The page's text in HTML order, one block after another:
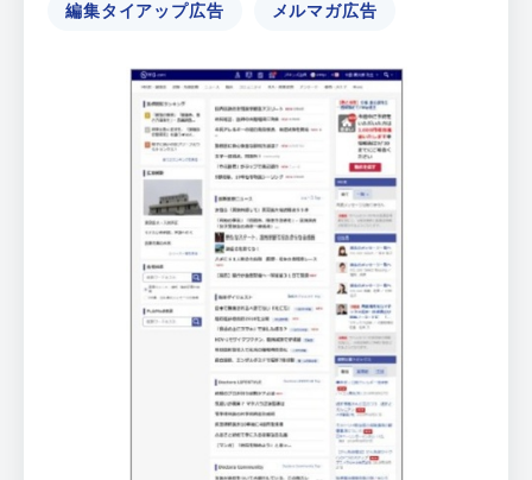
編集タイアップ広告 メルマガ広告